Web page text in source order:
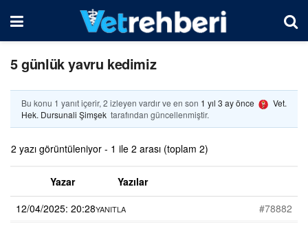
5 günlük yavru kedimiz
Bu konu 1 yanıt içerir, 2 izleyen vardır ve en son 1 yıl 3 ay önce
Vet.
Hek. Dursunali Şimşek tarafından güncellenmiştir.
2 yazı görüntüleniyor - 1 ile 2 arası (toplam 2)
Yazar
Yazılar
12/04/2025: 20:28
#78882
YANITLA